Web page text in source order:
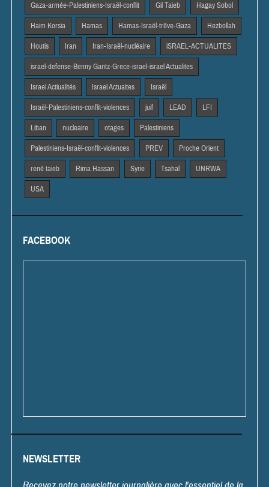
Gaza-armée-Palestiniens-Israël-conflit Gil Taieb Hagay Sobol
Haim Korsia Hamas Hamas-Israël-trêve-Gaza Hezbollah
Houtis Iran Iran-Israël-nucléaire iSRAEL-ACTUALITES
israel-defense-Benny Gantz-Grece-israel-israel Actualites
Israel Actiualités Israel Actuaites Israël
Israël-Palestiniens-conflit-violences juif LEAD LFI
Liban nucleaire otages Palestiniens
Palestiniens-Israël-conflit-violences PREV Proche Orient
rené taieb Rima Hassan Syrie Tsahal UNRWA
USA
FACEBOOK
NEWSLETTER